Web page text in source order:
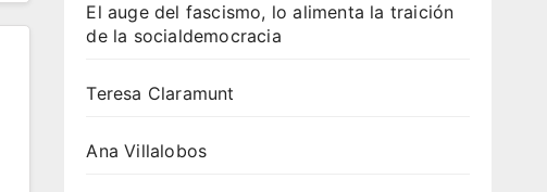
El auge del fascismo, lo alimenta la traición
de la socialdemocracia
Teresa Claramunt
Ana Villalobos